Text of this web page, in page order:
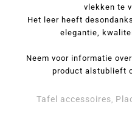
vlekken te
Het leer heeft
elegantie,
Neem voor informatie
product alstublieft
Tafel accessoires,